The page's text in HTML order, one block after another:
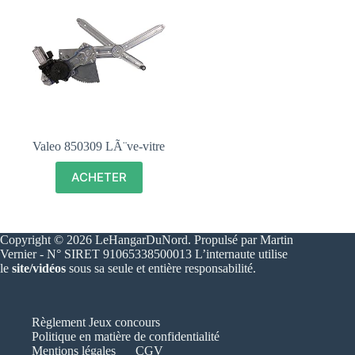
Valeo 850309 LÃ¨ve-vitre
ACHETER
Copyright © 2026 LeHangarDuNord. Propulsé par Martin
Vernier - N° SIRET 91065338500013 L’internaute utilise
le site/vidéos sous sa seule et entière responsabilité.
Règlement Jeux concours
Politique en matière de confidentialité
Mentions légales
CGV